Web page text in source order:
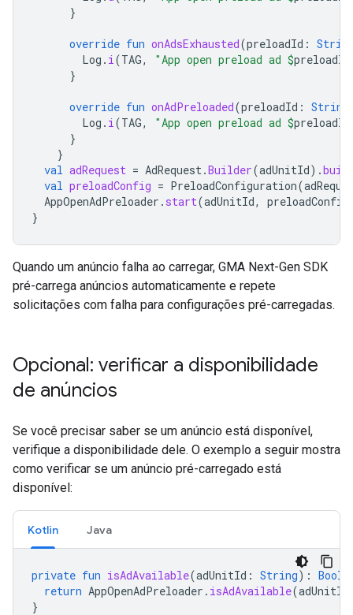
}
override fun onAdsExhausted(preloadId :
Log . i(TAG, "App open preload ad $preloadId
}
override fun onAdPreloaded(preloadId : String
Log . i(TAG, "App open preload ad $preloadId
}
}
val adRequest = AdRequest.Builder(adUnitId).
val preloadConfig = PreloadConfiguration(
AppOpenAdPreloader . start(adUnitId, preloadConfig
}
Quando um anúncio falha ao carregar, GMA Next-Gen SDK
pré-carrega anúncios automaticamente e repete
solicitações com falha para configurações pré-carregadas.
Opcional: verificar a disponibilidade
de anúncios
Se você precisar saber se um anúncio está disponível,
verifique a disponibilidade dele. O exemplo a seguir mostra
como verificar se um anúncio pré-carregado está
disponível:
Kotlin Java
private fun isAdAvailable(adUnitId : String):
return AppOpenAdPreloader . isAdAvailable(adUnitId
}